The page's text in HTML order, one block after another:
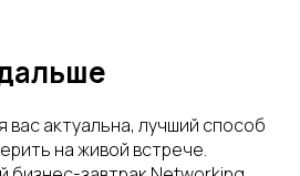
вас актуальна, лучший способ
на живой встрече.